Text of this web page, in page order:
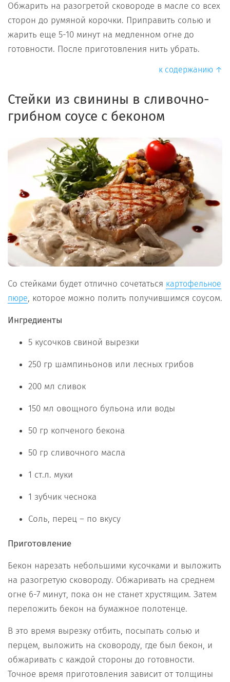
Обжарить на разогретой сковороде в масле со всех
сторон до румяной корочки. Приправить солью и
жарить еще 5-10 минут на медленном огне до
готовности. После приготовления нить убрать.
к содержанию ↑
Стейки из свинины в сливочно-
грибном соусе с беконом
Со стейками будет отлично сочетаться картофельное
пюре, которое можно полить получившимся соусом.
Ингредиенты
5 кусочков свиной вырезки
250 гр шампиньонов или лесных грибов
200 мл сливок
150 мл овощного бульона или воды
50 гр копченого бекона
50 гр сливочного масла
1 ст.л. муки
1 зубчик чеснока
Соль, перец – по вкусу
Приготовление
Бекон нарезать небольшими кусочками и выложить
на разогретую сковороду. Обжаривать на среднем
огне 6-7 минут, пока он не станет хрустящим. Затем
переложить бекон на бумажное полотенце.
В это время вырезку отбить, посыпать солью и
перцем, выложить на сковороду, где был бекон, и
обжаривать с каждой стороны до готовности.
Точное время приготовления зависит от толщины